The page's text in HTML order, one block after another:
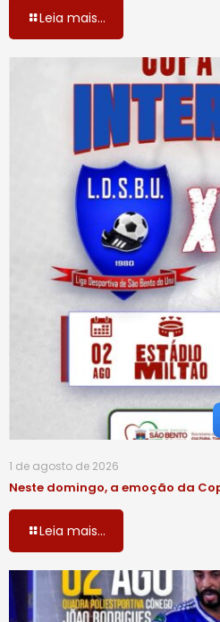
Leia mais...
1 de agosto de 2026
Neste domingo, a emoção da
Leia mais...